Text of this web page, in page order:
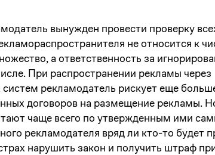
вынужден провести проверку
не относится к
а ответственность за
При распространении рекламы через
рекламодатель рискует еще
договоров на размещение рекламы.
чаще всего по утвержденным ими
рекламодателя вряд ли кто-то будет
нарушить закон и получить штраф